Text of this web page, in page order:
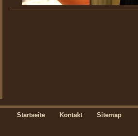
Startseite Kontakt Sitemap